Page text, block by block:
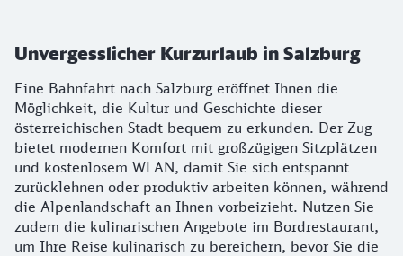
Unvergesslicher Kurzurlaub in Salzburg
Eine Bahnfahrt nach Salzburg eröffnet Ihnen die
Möglichkeit, die Kultur und Geschichte dieser
österreichischen Stadt bequem zu erkunden. Der Zug
bietet modernen Komfort mit großzügigen Sitzplätzen
und kostenlosem WLAN, damit Sie sich entspannt
zurücklehnen oder produktiv arbeiten können, während
die Alpenlandschaft an Ihnen vorbeizieht. Nutzen Sie
zudem die kulinarischen Angebote im Bordrestaurant,
um Ihre Reise kulinarisch zu bereichern, bevor Sie die